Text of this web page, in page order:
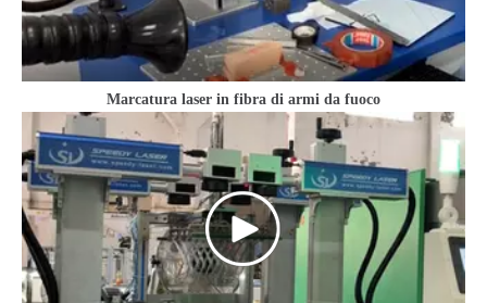
Marcatura laser in fibra di armi da fuoco